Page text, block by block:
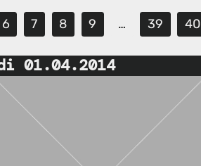
6 7 8 9 … 39 40
01.04.2014